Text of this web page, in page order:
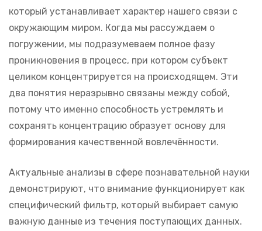
который устанавливает характер нашего связи с
окружающим миром. Когда мы рассуждаем о
погружении, мы подразумеваем полное фазу
проникновения в процесс, при котором субъект
целиком концентрируется на происходящем. Эти
два понятия неразрывно связаны между собой,
потому что именно способность устремлять и
сохранять концентрацию образует основу для
формирования качественной вовлечённости.
Актуальные анализы в сфере познавательной науки
демонстрируют, что внимание функционирует как
специфический фильтр, который выбирает самую
важную данные из течения поступающих данных.